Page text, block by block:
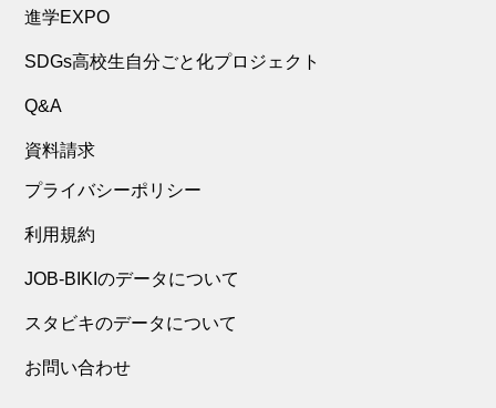
進学EXPO
SDGs高校生自分ごと化プロジェクト
Q&A
資料請求
プライバシーポリシー
利用規約
JOB-BIKIのデータについて
スタビキのデータについて
お問い合わせ